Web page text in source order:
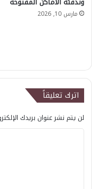
مارس 10, 2026
اترك تعليقاً
لن يتم نشر عنوان بريدك